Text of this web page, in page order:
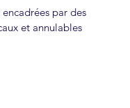
par des
et annulables